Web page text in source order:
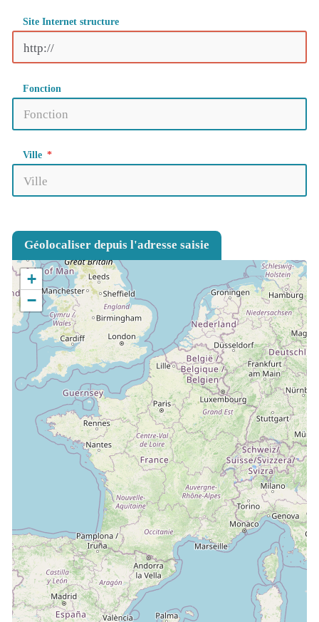
Site Internet structure
Fonction
Ville
Géolocaliser depuis l'adresse saisie
+
−